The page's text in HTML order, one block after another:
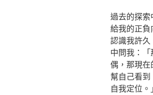
過去的探
給我的正負
認識我許
中問我：
偶，那現
幫自己看
自我定位。」